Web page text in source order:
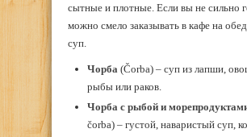
сытные и плотные. Если вы не сильно
можно смело заказывать в кафе на
суп.
Чорба(Čorba) – суп из лапши,
рыбы или раков.
Чорба с рыбой и
čorba) – густой, наваристый суп,